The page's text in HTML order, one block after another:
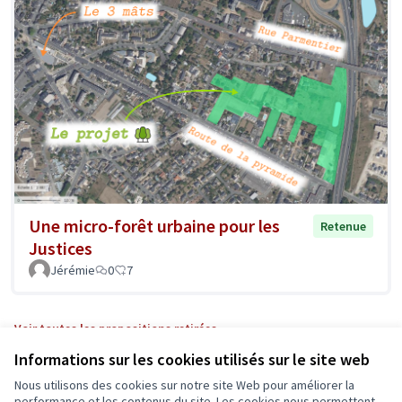
Informations sur les cookies utilisés sur le site web
Nous utilisons des cookies sur notre site Web pour améliorer la
Une micro-forêt urbaine pour les
Justices
Retenue
Jérémie 0 7
Voir toutes les propositions retirées